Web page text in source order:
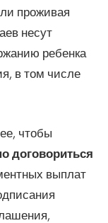
проживая
несут
ребенка
в том числе
чтобы
договориться
выплат